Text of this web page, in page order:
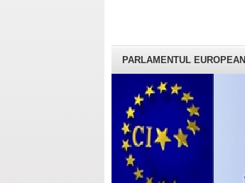
PARLAMENTUL EUROPEAN